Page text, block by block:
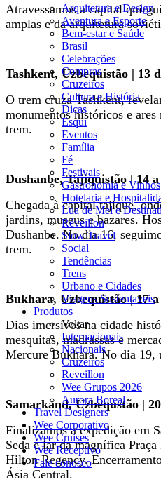
Arquitetura e Design
Aventura e Esporte
Bem-estar e Saúde
Brasil
Celebrações
Compras
Cruzeiros
Cultura e História
Dicas
Esqui
Eventos
Família
Fé
Festivais
Gastronomia e Vinhos
Hotelaria e
Lua de Mel e
Réveillon
Slow Travel
Social
Tendências
Trens
Urbano e Cidades
Viagens Sustentaveis
Produtos
Voltar
Internacionais
Nacionais
Cruzeiros
Reveillon
Wee Grupos 2026
Aurora Boreal
Travel Designers
Wee Corporativo
Wee Cruises
Wee Receptivo
Fale conosco
Atravessamos a capital
amplas e da arquitetura
Tashkent, Uzbequistão | 13
O trem cruza Tashkent,
monumentos históricos e
trem.
Dushanbe, Tajiquistão | 14
Chegada à capital tajique,
jardins, museus e bazares.
Dushanbe. No dia 16,
trem.
Bukhara, Uzbequistão | 17
Dias imersivos na cidade
mesquitas, madrassas e
Mercure Bukhara. No dia 19,
Samarkand, Uzbequstão |
Finalizamos a expedição em
Seda e lar da magnífica
Hilton Regency.
Ásia Central.